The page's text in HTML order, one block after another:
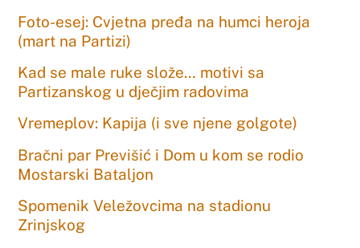
Foto-esej: Cvjetna pređa na humci heroja
(mart na Partizi)
Kad se male ruke slože… motivi sa
Partizanskog u dječjim radovima
Vremeplov: Kapija (i sve njene golgote)
Bračni par Previšić i Dom u kom se rodio
Mostarski Bataljon
Spomenik Veležovcima na stadionu
Zrinjskog